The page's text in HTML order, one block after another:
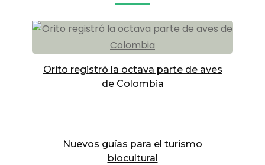
Orito registró la octava parte de aves
de Colombia
Nuevos guías para el turismo
biocultural